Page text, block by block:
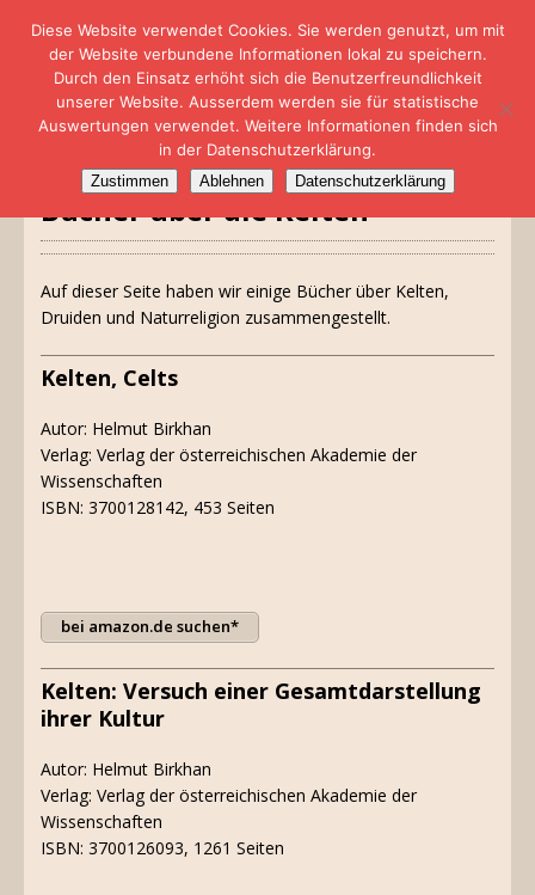
Bücher über die Kelten
Auf dieser Seite haben wir einige Bücher über Kelten,
Druiden und Naturreligion zusammengestellt.
Kelten, Celts
Autor: Helmut Birkhan
Verlag: Verlag der österreichischen Akademie der
Wissenschaften
ISBN: 3700128142, 453 Seiten
bei amazon.de suchen*
Kelten: Versuch einer Gesamtdarstellung
ihrer Kultur
Autor: Helmut Birkhan
Verlag: Verlag der österreichischen Akademie der
Wissenschaften
ISBN: 3700126093, 1261 Seiten
Diese Website verwendet Cookies. Sie werden genutzt, um mit
der Website verbundene Informationen lokal zu speichern.
Durch den Einsatz erhöht sich die Benutzerfreundlichkeit
unserer Website. Ausserdem werden sie für statistische
Auswertungen verwendet. Weitere Informationen finden sich
in der Datenschutzerklärung.
Zustimmen Ablehnen Datenschutzerklärung